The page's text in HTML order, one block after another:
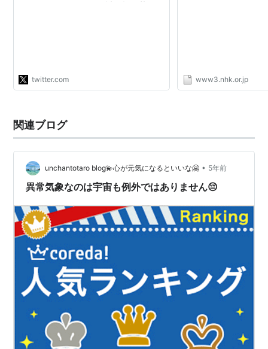
twitter.com www3.nhk.or.jp
関連ブログ
unchantotaro blog💫心が元気になるといいな🤗 • 5年前
異常気象なのは宇宙も例外ではありません😔